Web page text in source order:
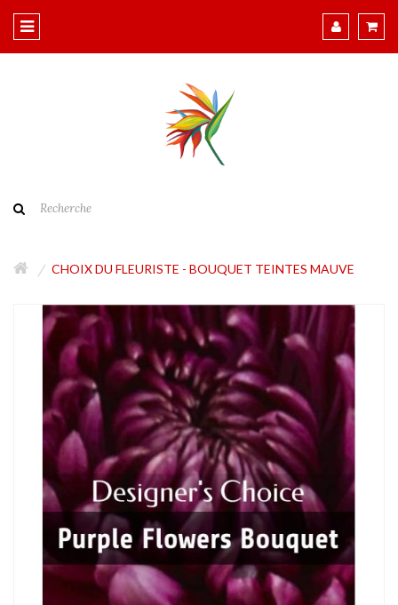
CHOIX DU FLEURISTE - BOUQUET TEINTES MAUVE